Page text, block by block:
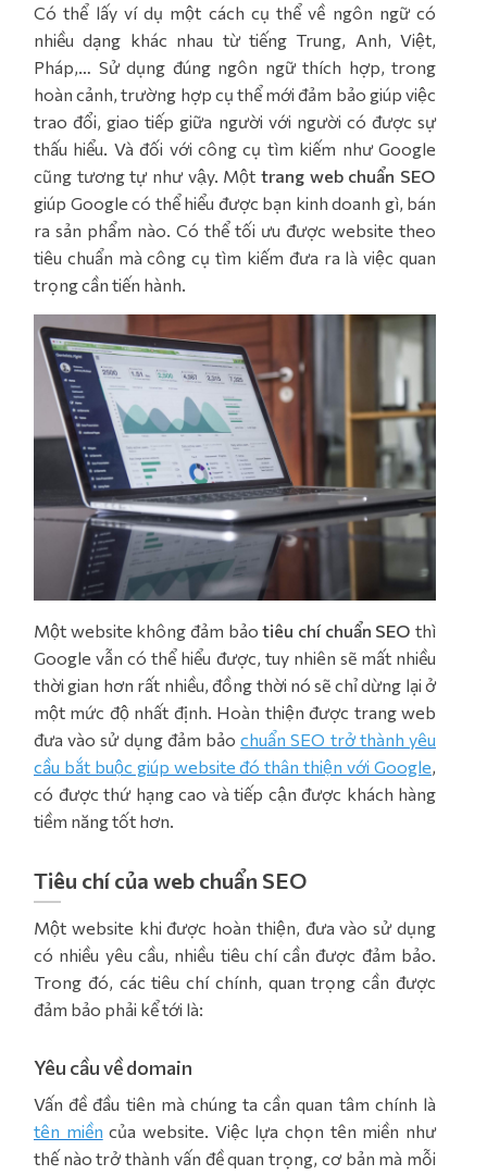
Có thể lấy ví dụ một cách cụ thể về ngôn ngữ có
nhiều dạng khác nhau từ tiếng Trung, Anh, Việt,
Pháp,… Sử dụng đúng ngôn ngữ thích hợp, trong
hoàn cảnh, trường hợp cụ thể mới đảm bảo giúp việc
trao đổi, giao tiếp giữa người với người có được sự
thấu hiểu. Và đối với công cụ tìm kiếm như Google
cũng tương tự như vậy. Một trang web chuẩn SEO
giúp Google có thể hiểu được bạn kinh doanh gì, bán
ra sản phẩm nào. Có thể tối ưu được website theo
tiêu chuẩn mà công cụ tìm kiếm đưa ra là việc quan
trọng cần tiến hành.
Một website không đảm bảotiêu chí chuẩn SEO thì
Google vẫn có thể hiểu được, tuy nhiên sẽ mất nhiều
thời gian hơn rất nhiều, đồng thời nó sẽ chỉ dừng lại ở
một mức độ nhất định. Hoàn thiện được trang web
đưa vào sử dụng đảm bảochuẩn SEO trở thành yêu
cầu bắt buộc giúp website đó thân thiện với Google,
có được thứ hạng cao và tiếp cận được khách hàng
tiềm năng tốt hơn.
Tiêu chí của web chuẩn SEO
Một website khi được hoàn thiện, đưa vào sử dụng
có nhiều yêu cầu, nhiều tiêu chí cần được đảm bảo.
Trong đó, các tiêu chí chính, quan trọng cần được
đảm bảo phải kể tới là:
Yêu cầu về domain
Vấn đề đầu tiên mà chúng ta cần quan tâm chính là
tên miền của website. Việc lựa chọn tên miền như
thế nào trở thành vấn đề quan trọng, cơ bản mà mỗi